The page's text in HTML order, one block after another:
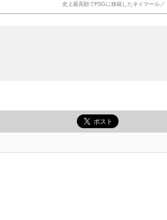
史上最高額でPSGに移籍したネイマール／